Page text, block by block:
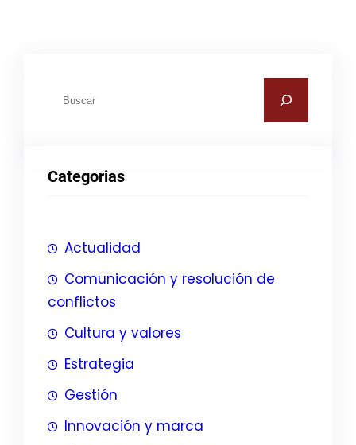
a
Categorias
Actualidad
Comunicación y resolución de
conflictos
Cultura y valores
Estrategia
Gestión
Innovación y marca